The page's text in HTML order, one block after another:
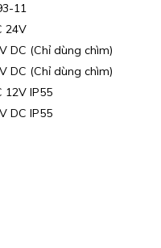
11
24V
DC (Chỉ dùng chìm)
DC (Chỉ dùng chìm)
12V IP55
DC IP55